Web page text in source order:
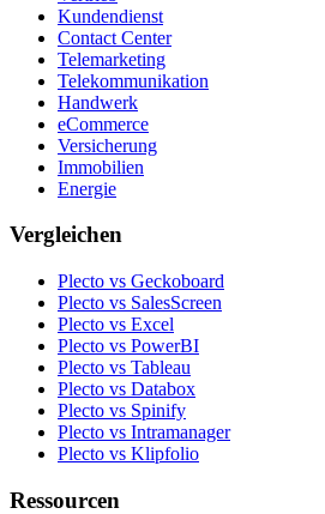
Kundendienst
Contact Center
Telemarketing
Telekommunikation
Handwerk
eCommerce
Versicherung
Immobilien
Energie
Vergleichen
Plecto vs Geckoboard
Plecto vs SalesScreen
Plecto vs Excel
Plecto vs PowerBI
Plecto vs Tableau
Plecto vs Databox
Plecto vs Spinify
Plecto vs Intramanager
Plecto vs Klipfolio
Ressourcen